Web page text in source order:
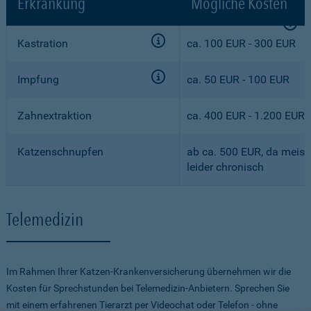
Kastration ca. 100 EUR - 300 EUR
Impfung ca. 50 EUR - 100 EUR
Zahnextraktion ca. 400 EUR - 1.200 EUR
Katzenschnupfen
ab ca. 500 EUR, da
leider chronisch
Telemedizin
Im Rahmen Ihrer Katzen-Krankenversicherung übernehmen wir die
Kosten für Sprechstunden bei Telemedizin-Anbietern. Sprechen Sie
mit einem erfahrenen Tierarzt per Videochat oder Telefon - ohne